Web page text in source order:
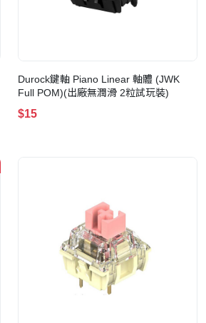
Durock鍵軸 Piano Linear 軸體 (JWK
Full POM)(出廠無潤滑 2粒試玩裝)
$15